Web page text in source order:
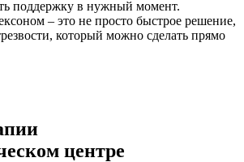
поддержку в нужный момент.
– это не просто быстрое решение,
который можно сделать прямо
центре